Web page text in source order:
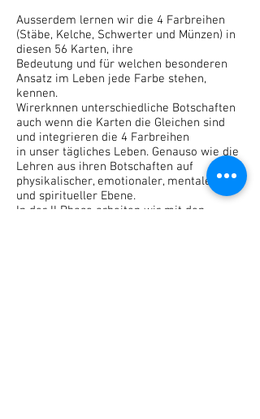
Ausserdem lernen wir die 4 Farbreihen
(Stäbe, Kelche, Schwerter und Münzen) in
diesen 56 Karten, ihre
Bedeutung und für welchen besonderen
Ansatz im Leben jede Farbe stehen,
kennen.
Wirerknnen unterschiedliche Botschaften
auch wenn die Karten die Gleichen sind
und integrieren die 4 Farbreihen
in unser tägliches Leben. Genauso wie die
Lehren aus ihren Botschaften auf
physikalischer, emotionaler, mentaler
und spiritueller Ebene.
In der II Phase arbeiten wir mit den